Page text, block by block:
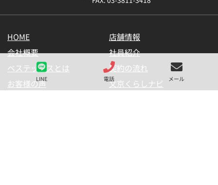
LINE 電話 メール
HOME
店舗情報
会社概要
社員紹介
ベステックスとは
契約の流れ
お客様の声
文京くらしナビ